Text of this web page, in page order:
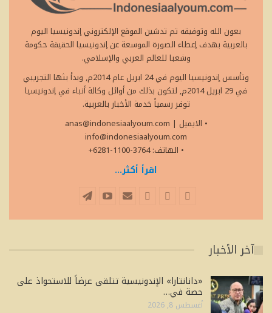
بعون الله وتوفيقه تم تدشين الموقع الإلكتروني إندونيسيا اليوم
بالعربية بهدف إعطاء الصورة الموسعة عن إندونيسيا الحقيقة حكومة
وشعبا للعالم العربي والإسلامي.
وتأسس إندونيسيا اليوم في 24 ابريل عام 2014م, وبدأ بثها التجريبي
في 29 ابريل 2014م, لتكون بذلك من أوائل وكالة أنباء في إندونيسيا
توفر رسمياً خدمة الأخبار بالعربية.
• الايميل
anas@indonesiaalyoum.com |
info@indonesiaalyoum.com
• الهاتف: 3764-1100-6281+
اقرأ أكثر...
آخر الأخبار
«دانانتارا» الإندونيسية تتلقى عرضاً للاستحواذ على
حصة في…
أغسطس 8, 2026